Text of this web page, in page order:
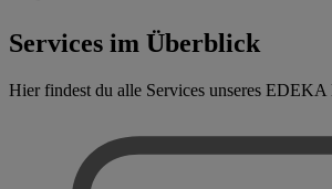
Services im Überblick
Hier findest du alle Services unseres EDEKA